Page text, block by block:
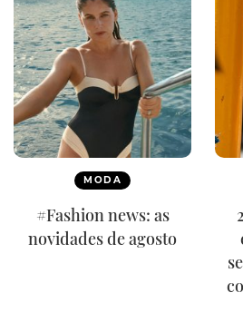
MODA
#Fashion news: as
novidades de agosto